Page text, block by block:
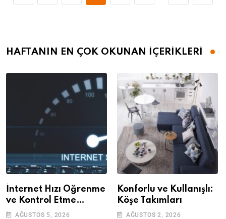
HAFTANIN EN ÇOK OKUNAN İÇERİKLERİ
İnternet Hızı Öğrenme
ve Kontrol Etme
Yöntemleri
AĞUSTOS 5, 2026
Konforlu ve Kullanışlı:
Köşe Takımları
AĞUSTOS 2, 2026